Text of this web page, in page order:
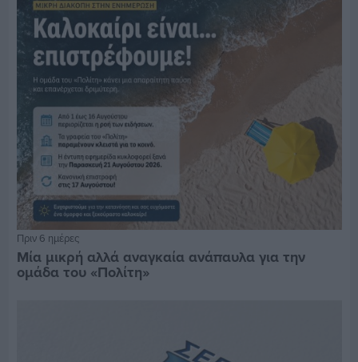
Πριν 6 ημέρες
Μία μικρή αλλά αναγκαία ανάπαυλα για την
ομάδα του «Πολίτη»